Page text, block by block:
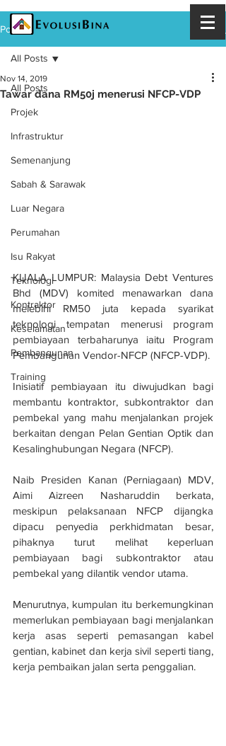
Post
All Posts
Projek
Infrastruktur
Semenanjung
Sabah & Sarawak
Luar Negara
Perumahan
Isu Rakyat
Teknologi
Kontraktor
Keselamatan
Pembangunan
Training
All Posts
Tawar dana RM50j menerusi NFCP-VDP
Nov 14, 2019
KUALA LUMPUR: Malaysia Debt Ventures
Bhd (MDV) komited menawarkan dana
melebihi RM50 juta kepada syarikat
teknologi tempatan menerusi program
pembiayaan terbaharunya iaitu Program
Pembangunan Vendor-NFCP (NFCP-VDP).
Inisiatif pembiayaan itu diwujudkan bagi
membantu kontraktor, subkontraktor dan
pembekal yang mahu menjalankan projek
berkaitan dengan Pelan Gentian Optik dan
Kesalinghubungan Negara (NFCP).
Naib Presiden Kanan (Perniagaan) MDV,
Aimi Aizreen Nasharuddin berkata,
meskipun pelaksanaan NFCP dijangka
dipacu penyedia perkhidmatan besar,
pihaknya turut melihat keperluan
pembiayaan bagi subkontraktor atau
pembekal yang dilantik vendor utama.
Menurutnya, kumpulan itu berkemungkinan
memerlukan pembiayaan bagi menjalankan
kerja asas seperti pemasangan kabel
gentian, kabinet dan kerja sivil seperti tiang,
kerja pembaikan jalan serta penggalian.